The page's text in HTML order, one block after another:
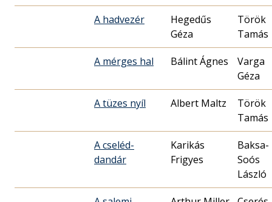
A hadvezér
Hegedűs
Géza
Török
Tamás
A mérges hal Bálint Ágnes
Varga
Géza
A tüzes nyíl Albert Maltz
Török
Tamás
A cseléd-
dandár
Karikás
Frigyes
Baksa-
Soós
László